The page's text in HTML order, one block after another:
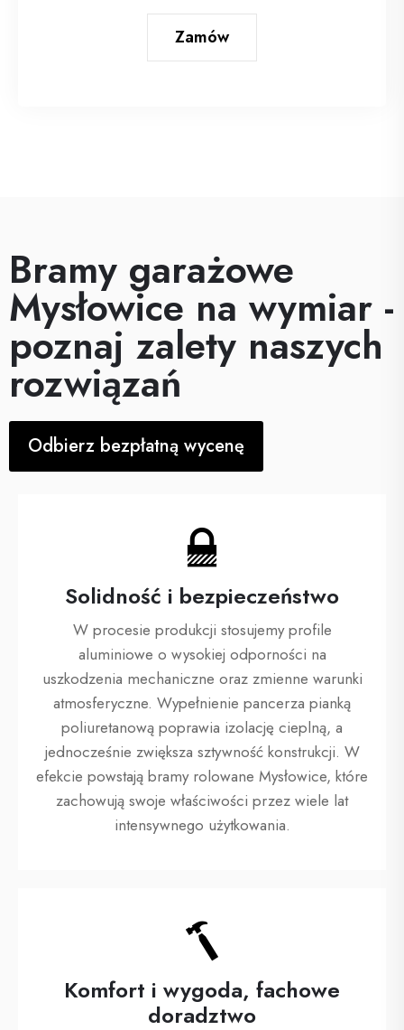
Zamów
Bramy garażowe
Mysłowice na wymiar -
poznaj zalety naszych
rozwiązań
Odbierz bezpłatną wycenę
Solidność i bezpieczeństwo
W procesie produkcji stosujemy profile
aluminiowe o wysokiej odporności na
uszkodzenia mechaniczne oraz zmienne warunki
atmosferyczne. Wypełnienie pancerza pianką
poliuretanową poprawia izolację cieplną, a
jednocześnie zwiększa sztywność konstrukcji. W
efekcie powstają bramy rolowane Mysłowice, które
zachowują swoje właściwości przez wiele lat
intensywnego użytkowania.
Komfort i wygoda, fachowe
doradztwo